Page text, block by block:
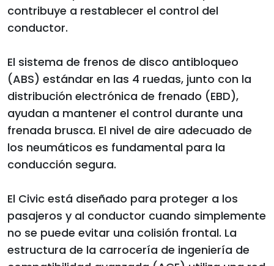
contribuye a restablecer el control del
conductor.
El sistema de frenos de disco antibloqueo
(ABS) estándar en las 4 ruedas, junto con la
distribución electrónica de frenado (EBD),
ayudan a mantener el control durante una
frenada brusca. El nivel de aire adecuado de
los neumáticos es fundamental para la
conducción segura.
El Civic está diseñado para proteger a los
pasajeros y al conductor cuando simplemente
no se puede evitar una colisión frontal. La
estructura de la carrocería de ingeniería de